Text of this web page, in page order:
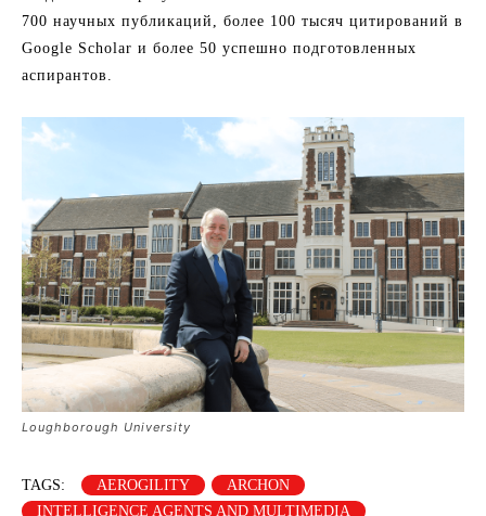
700 научных публикаций, более 100 тысяч цитирований в
Google Scholar и более 50 успешно подготовленных
аспирантов.
Loughborough University
TAGS: AEROGILITY
ARCHON
INTELLIGENCE AGENTS AND MULTIMEDIA